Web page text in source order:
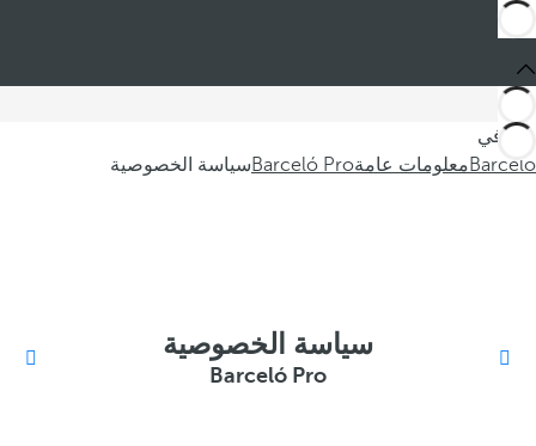
أنت في
Barcelóمعلومات عامةBarceló Proسياسة الخصوصية
سياسة الخصوصية
Barceló Pro